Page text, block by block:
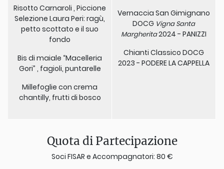
Risotto Carnaroli , Piccione
Selezione Laura Peri: ragù,
petto scottato e il suo
fondo
Bis di maiale “Macelleria
Gori” , fagioli, puntarelle
Millefoglie con crema
chantilly, frutti di bosco
Vernaccia San Gimignano
DOCG Vigna Santa
Margherita2024 - PANIZZI
Chianti Classico DOCG
2023 - PODERE LA CAPPELLA
Quota di Partecipazione
Soci FISAR e Accompagnatori: 80 €